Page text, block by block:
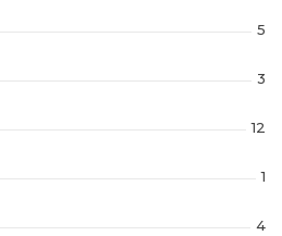
5
3
12
1
4